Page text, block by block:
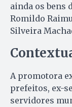
ainda os bens
Romildo
Silveira
A promotora
prefeitos, ex-
servidores